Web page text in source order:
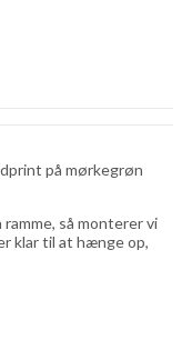
på mørkegrøn
så monterer vi
klar til at hænge op,